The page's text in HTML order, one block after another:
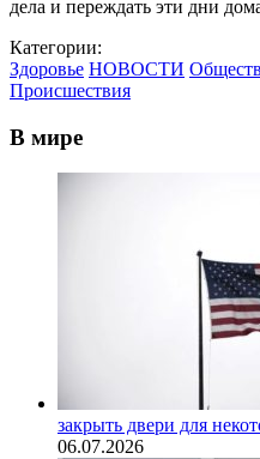
дела и переждать эти дни
Категории:
Здоровье НОВОСТИ
Происшествия
В мире
закрыть двери для
06.07.2026